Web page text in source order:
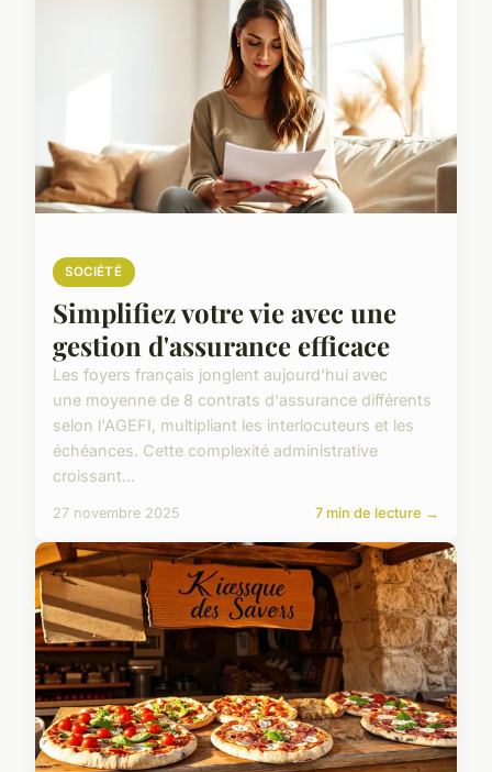
SOCIÉTÉ
Simplifiez votre vie avec une
gestion d'assurance efficace
Les foyers français jonglent aujourd'hui avec
une moyenne de 8 contrats d'assurance différents
selon l'AGEFI, multipliant les interlocuteurs et les
échéances. Cette complexité administrative
croissant...
27 novembre 2025 7 min de lecture →